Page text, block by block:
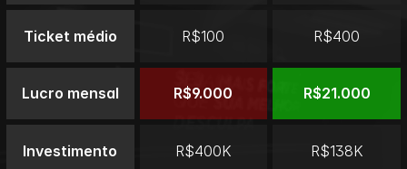
Ticket médio R$100 R$400
Lucro mensal R$9.000 R$21.000
Investimento R$400K R$138K